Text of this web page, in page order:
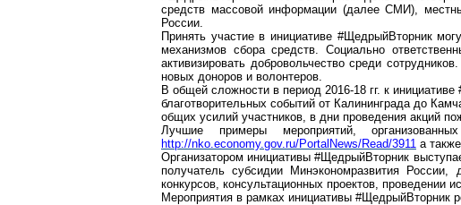
средств массовой информации (далее СМИ),
России.
Принять участие в инициативе #ЩедрыйВторник
механизмов сбора средств. Социально
активизировать добровольчество среди
новых доноров и волонтеров.
В общей сложности в период 2016-18 гг. к инициативе
благотворительных событий от Калининграда до
общих усилий участников, в дни проведения акций
Лучшие примеры мероприятий,
http://nko.economy.gov.ru/PortalNews/Read/3911 а
Организатором инициативы #ЩедрыйВторник
получатель субсидии Минэкономразвития России,
конкурсов, консультационных проектов, проведении
Мероприятия в рамках инициативы #ЩедрыйВторник